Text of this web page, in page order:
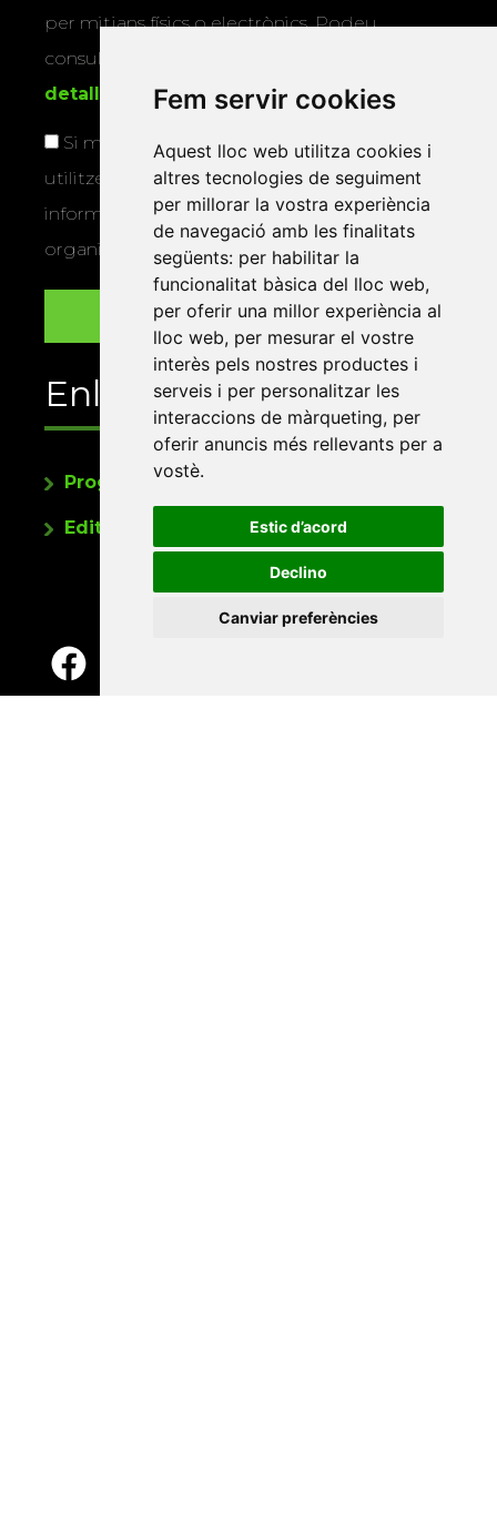
Fem servir cookies
Aquest lloc web utilitza cookies i
altres tecnologies de seguiment
per millorar la vostra experiència
de navegació amb les finalitats
següents: per habilitar la
funcionalitat bàsica del lloc web,
per oferir una millor experiència al
lloc web, per mesurar el vostre
interès pels nostres productes i
serveis i per personalitzar les
interaccions de màrqueting, per
oferir anuncis més rellevants per a
vostè.
Estic d’acord
Declino
Canviar preferències
per mitjans físics o electrònics. Podeu
consultar la
detallada sobre protecció de dades.
Si marqueu aquesta casella, consentiu que
utilitzem les vostres dades per a enviar-vos
informació sobre els actes i activitats que
organitza la Xarxa Vives.
Enllaços
Programa de publicacions
Editorials universitàries a Twitter